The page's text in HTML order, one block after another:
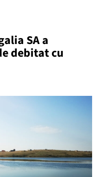
SA a
debitat cu